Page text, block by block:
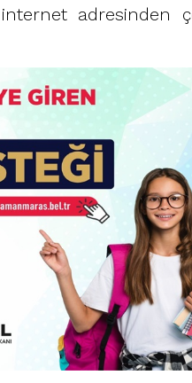
internet adresinden